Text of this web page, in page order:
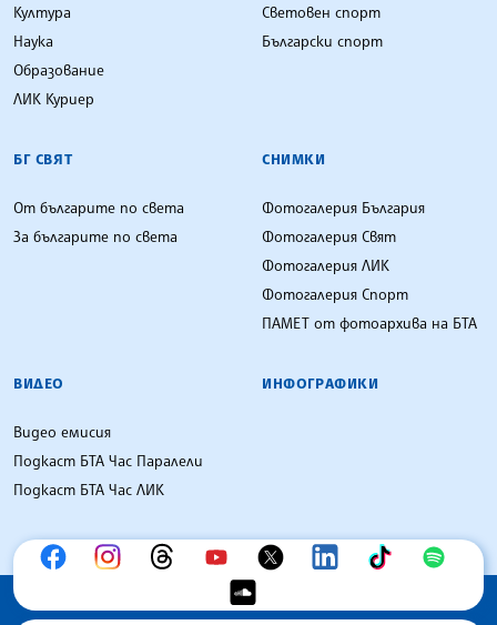
Култура
Наука
Образование
ЛИК Куриер
Световен спорт
Български спорт
БГ СВЯТ
От българите по света
За българите по света
СНИМКИ
Фотогалерия България
Фотогалерия Свят
Фотогалерия ЛИК
Фотогалерия Спорт
ПАМЕТ от фотоархива на БТА
ВИДЕО
Видео емисия
Подкаст БТА Час Паралели
Подкаст БТА Час ЛИК
ИНФОГРАФИКИ